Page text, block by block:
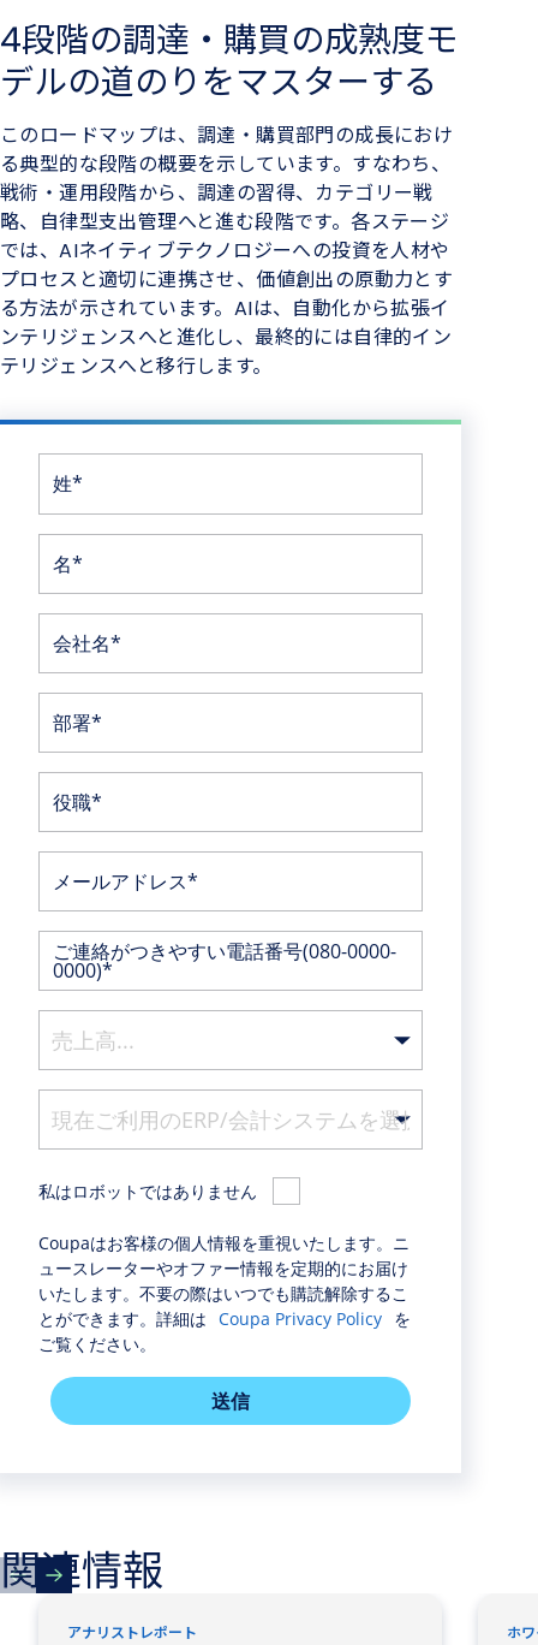
Coupaはお客様の個人情報を重視いたします。ニ
ュースレーターやオファー情報を定期的にお届け
いたします。不要の際はいつでも購読解除するこ
とができます。詳細は Coupa Privacy Policy を
ご覧ください。
私はロボットではありません
姓*
名*
会社名*
部署*
役職*
メールアドレス*
ご連絡がつきやすい電話番号(080-0000-
0000)*
送信
4段階の調達・購買の成熟度モ
デルの道のりをマスターする
このロードマップは、調達・購買部門の成長におけ
る典型的な段階の概要を示しています。すなわち、
戦術・運用段階から、調達の習得、カテゴリー戦
略、自律型支出管理へと進む段階です。各ステージ
では、AIネイティブテクノロジーへの投資を人材や
プロセスと適切に連携させ、価値創出の原動力とす
る方法が示されています。AIは、自動化から拡張イ
ンテリジェンスへと進化し、最終的には自律的イン
テリジェンスへと移行します。
関連情報
アナリストレポート ホ